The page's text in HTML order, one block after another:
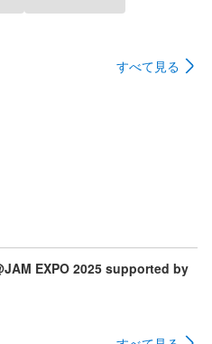
すべて見る
EXPO 2025 supported by